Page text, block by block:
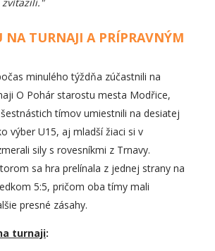
NA TURNAJI A PRÍPRAVNÝM
minulého týždňa zúčastnili na
O Pohár starostu mesta Modřice,
tímov umiestnili na desiatej
výber U15, aj mladší žiaci si v
sily s rovesníkmi z Trnavy.
sa hra prelínala z jednej strany na
5:5, pričom oba tímy mali
presné zásahy.
turnaji: